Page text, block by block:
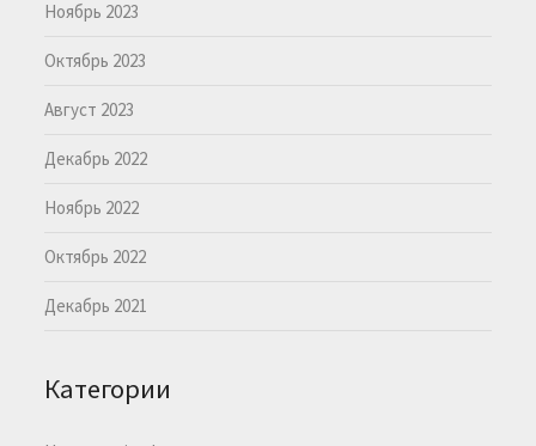
Ноябрь 2023
Октябрь 2023
Август 2023
Декабрь 2022
Ноябрь 2022
Октябрь 2022
Декабрь 2021
Категории